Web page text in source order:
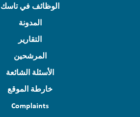
الوظائف في تاسك
المدونة
التقارير
المرشحين
الأسئلة الشائعة
خارطة الموقع
Complaints